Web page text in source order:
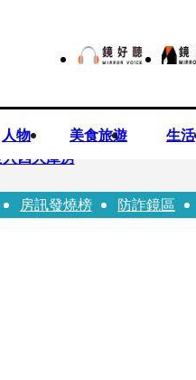
人物 美食旅遊 生活
四大庫房
思：改凍結處理受質疑項目
房訊發燒榜 防詐鏡區